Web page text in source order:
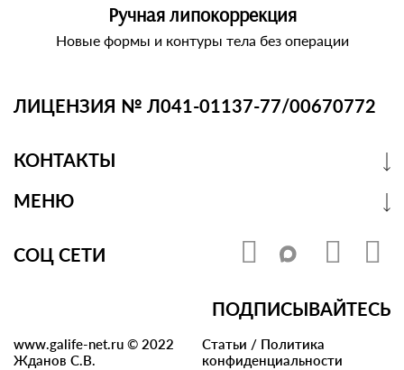
Ручная липокоррекция
Новые формы и контуры тела без операции
ЛИЦЕНЗИЯ № Л041-01137-77/00670772
КОНТАКТЫ
МЕНЮ
СОЦ СЕТИ
ПОДПИСЫВАЙТЕСЬ
www.galife-net.ru © 2022
Жданов С.В.
Статьи / Политика
конфиденциальности